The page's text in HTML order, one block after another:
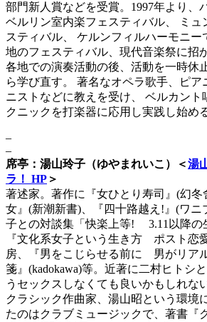
部門新人賞などを受賞。1997年より、
ベルリン室内楽フェスティバル、 ミュ
スティバル、 ケルンフィルハーモニー
地のフェスティバル、現代音楽祭に招
各地での演奏活動の後、活動を一時休
ら学び直す。 著名なオペラ歌手、ピア
ニストなどに教えを受け、 ベルカント
クニックを打楽器に応用し実践し始める
–
–
席亭：湯山玲子（ゆやまれいこ）＜湯
ラ！ HP ＞
著述家。著作に『女ひとり寿司』 (幻冬
女』 (新潮新書) 、『四十路越え ! 』 (ワニ
子との対談集「快楽上等! 3.11 以降の
『文化系女子という生き方 ポスト恋
房、『男をこじらせる前に 男がリア
箋』 (kadokawa)等。近著に二村ヒトシ
うセックスしなくても良いかもしれない
クラシック作曲家、湯山昭という環境
たのはクラブミュージックで、著書『